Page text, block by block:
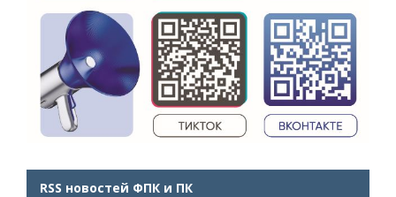
RSS новостей ФПК и ПК